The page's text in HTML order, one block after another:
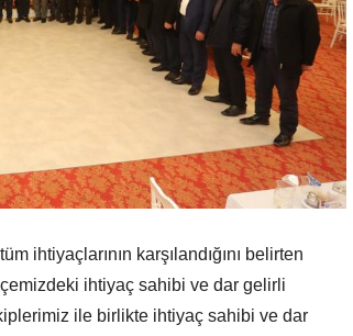
ihtiyaçlarının karşılandığını belirten
ihtiyaç sahibi ve dar gelirli
ile birlikte ihtiyaç sahibi ve dar